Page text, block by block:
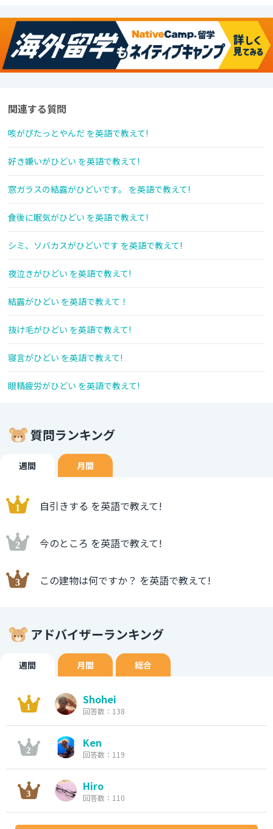
関連する質問
咳がぴたっとやんだ を英語で教えて!
好き嫌いがひどい を英語で教えて!
窓ガラスの結露がひどいです。 を英語で教えて!
食後に眠気がひどい を英語で教えて!
シミ、ソバカスがひどいです を英語で教えて!
夜泣きがひどい を英語で教えて!
結露がひどい を英語で教えて！
抜け毛がひどい を英語で教えて!
寝言がひどい を英語で教えて!
眼精疲労がひどい を英語で教えて!
質問ランキング
週間 月間
自引きする を英語で教えて!
今のところ を英語で教えて!
この建物は何ですか？ を英語で教えて!
アドバイザーランキング
週間 月間 総合
Shohei
回答数：138
Ken
回答数：119
Hiro
回答数：110